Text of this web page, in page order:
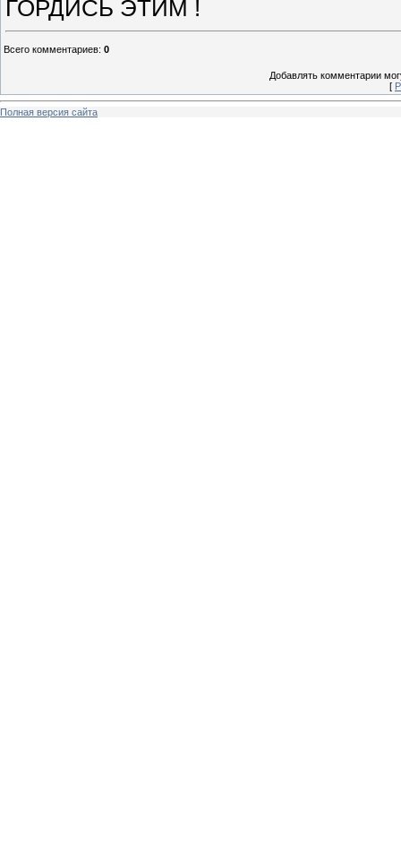
ГОРДИСЬ ЭТИМ !
Всего комментариев: 0
Добавлять комментарии
[
Полная версия сайта